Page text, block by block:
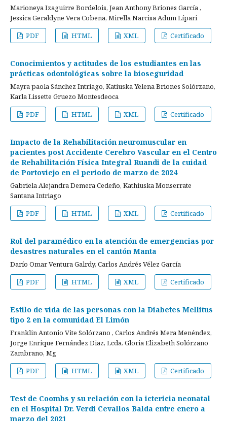
Marioneya Izaguirre Bordelois, Jean Anthony Briones García ,
Jessica Geraldyne Vera Cobeña, Mirella Narcisa Adum Lípari
PDF
HTML XML Certificado
Conocimientos y actitudes de los estudiantes en las
prácticas odontológicas sobre la bioseguridad
Mayra paola Sánchez Intriago, Katiuska Yelena Briones Solórzano,
Karla Lissette Gruezo Montesdeoca
PDF
HTML XML Certificado
Impacto de la Rehabilitación neuromuscular en
pacientes post Accidente Cerebro Vascular en el Centro
de Rehabilitación Física Integral Ruandi de la cuidad
de Portoviejo en el periodo de marzo de 2024
Gabriela Alejandra Demera Cedeño, Kathiuska Monserrate
Santana Intriago
PDF
HTML XML Certificado
Rol del paramédico en la atención de emergencias por
desastres naturales en el cantón Manta
Darío Omar Ventura Galrdy, Carlos Andrés Vélez García
PDF
HTML XML Certificado
Estilo de vida de las personas con la Diabetes Mellitus
tipo 2 en la comunidad El Limón
Franklin Antonio Vite Solórzano , Carlos Andrés Mera Menéndez,
Jorge Enrique Fernández Diaz, Lcda. Gloria Elizabeth Solórzano
Zambrano, Mg
PDF
HTML XML Certificado
Test de Coombs y su relación con la ictericia neonatal
en el Hospital Dr. Verdi Cevallos Balda entre enero a
marzo del 2021